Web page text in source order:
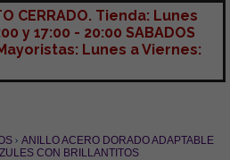
CERRADO. Tienda: Lunes
y 17:00 - 20:00 SABADOS
Lunes a Viernes:
ANILLO ACERO DORADO ADAPTABLE
CON BRILLANTITOS